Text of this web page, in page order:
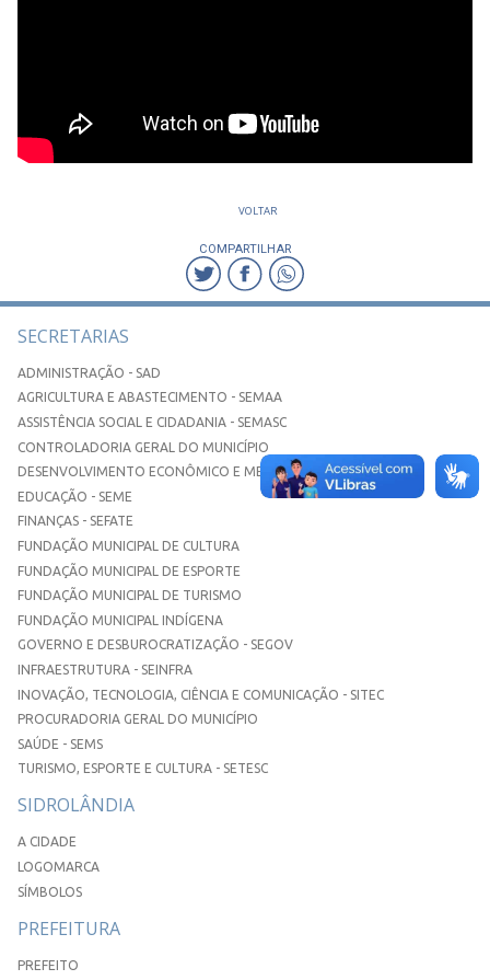
VOLTAR
COMPARTILHAR
SECRETARIAS
ADMINISTRAÇÃO - SAD
AGRICULTURA E ABASTECIMENTO - SEMAA
ASSISTÊNCIA SOCIAL E CIDADANIA - SEMASC
CONTROLADORIA GERAL DO MUNICÍPIO
DESENVOLVIMENTO ECONÔMICO E MEIO AMBIENTE - SEDEMA
EDUCAÇÃO - SEME
FINANÇAS - SEFATE
FUNDAÇÃO MUNICIPAL DE CULTURA
FUNDAÇÃO MUNICIPAL DE ESPORTE
FUNDAÇÃO MUNICIPAL DE TURISMO
FUNDAÇÃO MUNICIPAL INDÍGENA
GOVERNO E DESBUROCRATIZAÇÃO - SEGOV
INFRAESTRUTURA - SEINFRA
INOVAÇÃO, TECNOLOGIA, CIÊNCIA E COMUNICAÇÃO - SITEC
PROCURADORIA GERAL DO MUNICÍPIO
SAÚDE - SEMS
TURISMO, ESPORTE E CULTURA - SETESC
SIDROLÂNDIA
A CIDADE
LOGOMARCA
SÍMBOLOS
PREFEITURA
PREFEITO